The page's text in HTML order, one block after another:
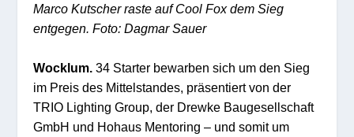
Marco Kutscher raste auf Cool Fox dem Sieg
entgegen. Foto: Dagmar Sauer
Wocklum. 34 Starter bewarben sich um den Sieg
im Preis des Mittelstandes, präsentiert von der
TRIO Lighting Group, der Drewke Baugesellschaft
GmbH und Hohaus Mentoring – und somit um